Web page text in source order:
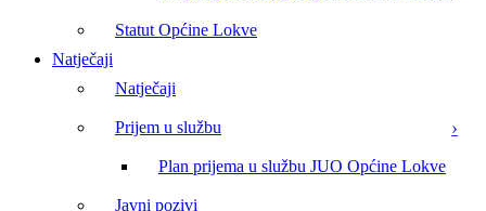
Statut Općine Lokve
Natječaji
Natječaji
Prijem u službu
Plan prijema u službu JUO Općine Lokve
Javni pozivi